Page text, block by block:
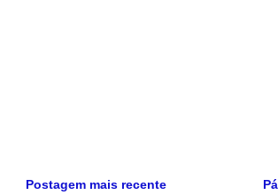
Postagem mais recente